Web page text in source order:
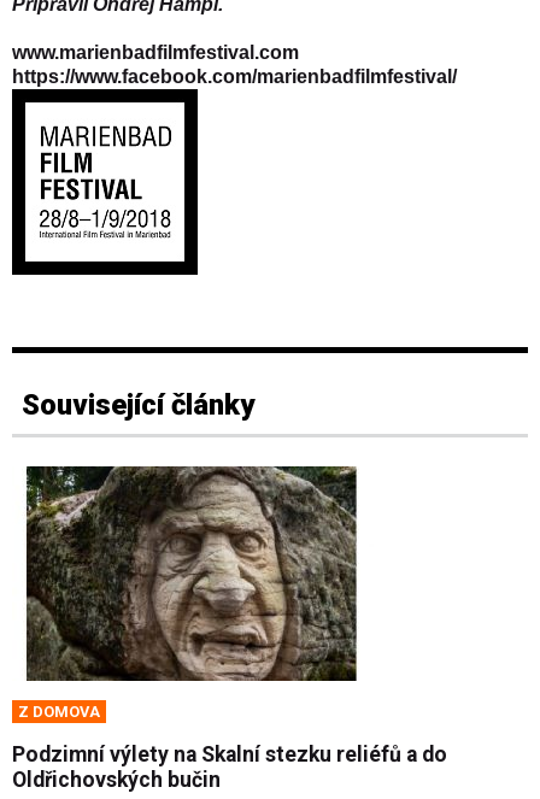
www.marienbadfilmfestival.com
https://www.facebook.com/marienbadfilmfestival/
Související články
Z DOMOVA
Podzimní výlety na Skalní stezku reliéfů a do
Oldřichovských bučin